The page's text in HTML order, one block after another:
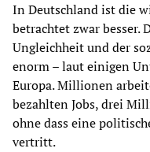
In Deutschland ist die
betrachtet zwar besser.
Ungleichheit und der
enorm – laut einigen
Europa. Millionen
bezahlten Jobs, drei
ohne dass eine
vertritt.